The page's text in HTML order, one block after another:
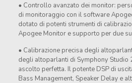
• Controllo avanzato dei monitor:
di monitoraggio con il software
dotato di potenti strumenti di
Apogee Monitor e supporto per due
• Calibrazione precisa degli
degli altoparlanti di Symphony Studio
ascolto perfetta. Il potente DSP di
Bass Management, Speaker Delay e